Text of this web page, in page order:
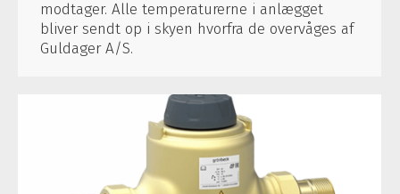
modtager. Alle temperaturerne i anlægget
bliver sendt op i skyen hvorfra de overvåges af
Guldager A/S.